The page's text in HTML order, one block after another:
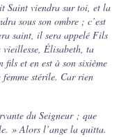
Saint viendra sur toi, et la
sous son ombre ; c’est
saint, il sera appelé Fils
Élisabeth, ta
fils et en est à son sixième
stérile. Car rien
du Seigneur ; que
» Alors l’ange la quitta.